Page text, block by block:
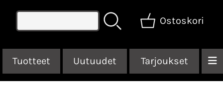
Ostoskori
Tuotteet Uutuudet Tarjoukset